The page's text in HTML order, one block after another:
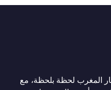
المغرب لحظة بلحظة، مع